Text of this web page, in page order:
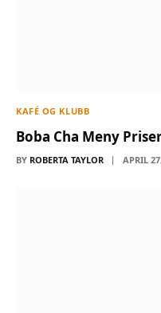
KAFÉ OG KLUBB
Boba Cha Meny
BY ROBERTA TAYLOR APRIL